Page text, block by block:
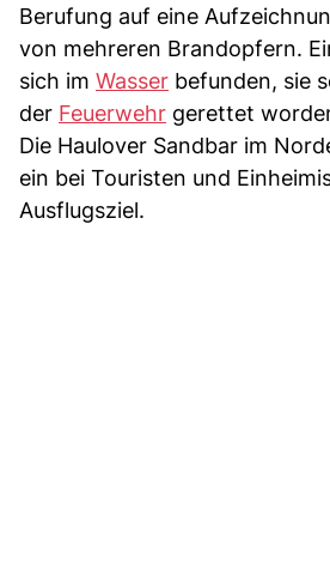
Berufung auf eine
von mehreren Brandopfern.
sich im Wasser befunden, sie
der Feuerwehr gerettet
Die Haulover Sandbar im
ein bei Touristen und
Ausflugsziel.